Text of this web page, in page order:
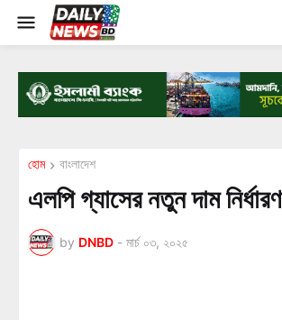
হোম বাংলাদেশ
এলপি গ্যাসের নতুন দাম নির্ধারণ
by DNBD - মার্চ ০৩, ২০২৫